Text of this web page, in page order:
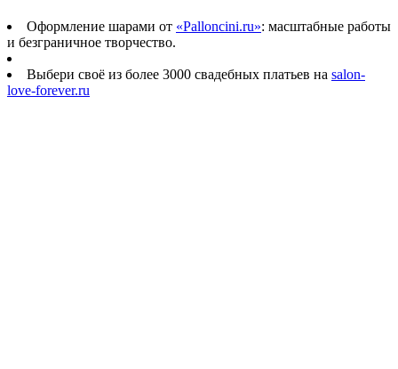
Оформление шарами от «Palloncini.ru»: масштабные работы
и безграничное творчество.
Выбери своё из более 3000 свадебных платьев на salon-
love-forever.ru